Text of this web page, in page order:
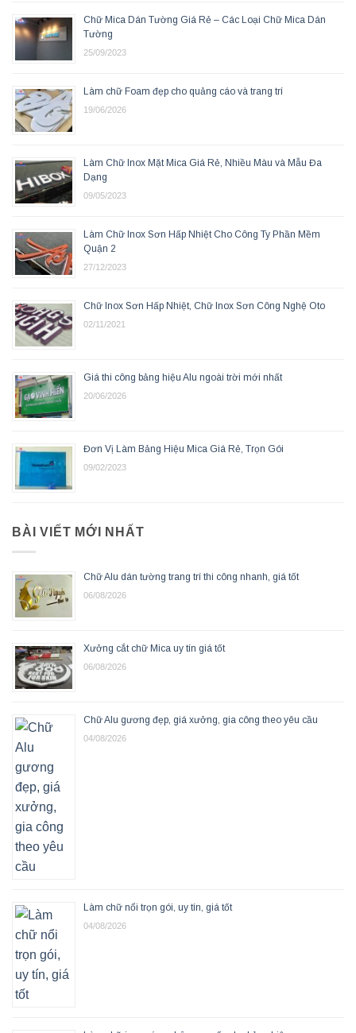
Chữ Mica Dán Tường Giá Rẻ – Các Loại Chữ Mica Dán
Tường
25/09/2023
Làm chữ Foam đẹp cho quảng cáo và trang trí
19/06/2026
Làm Chữ Inox Mặt Mica Giá Rẻ, Nhiều Màu và Mẫu Đa
Dạng
09/05/2023
Làm Chữ Inox Sơn Hấp Nhiệt Cho Công Ty Phần Mềm
Quận 2
27/12/2023
Chữ Inox Sơn Hấp Nhiệt, Chữ Inox Sơn Công Nghệ Oto
02/11/2021
Giá thi công bảng hiệu Alu ngoài trời mới nhất
20/06/2026
Đơn Vị Làm Bảng Hiệu Mica Giá Rẻ, Trọn Gói
09/02/2023
BÀI VIẾT MỚI NHẤT
Chữ Alu dán tường trang trí thi công nhanh, giá tốt
06/08/2026
Xưởng cắt chữ Mica uy tín giá tốt
06/08/2026
Chữ Alu gương đẹp, giá xưởng, gia công theo yêu cầu
04/08/2026
Làm chữ nổi trọn gói, uy tín, giá tốt
04/08/2026